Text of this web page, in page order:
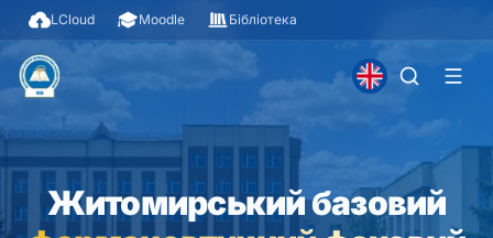
LCloud Moodle Бібліотека
Житомирський базовий